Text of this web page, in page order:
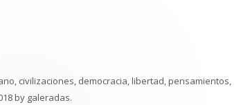
, civilizaciones, democracia,libertad,pensamientos,
by galeradas.